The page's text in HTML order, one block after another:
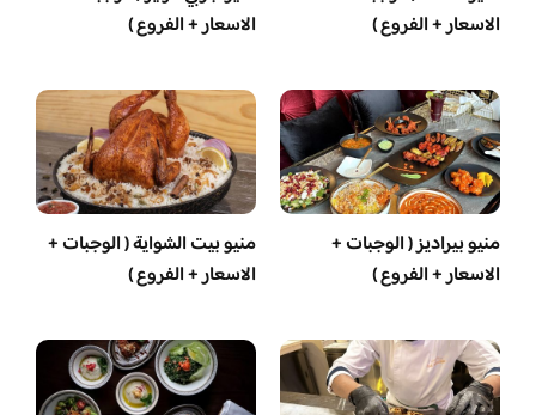
الاسعار + الفروع )
الاسعار + الفروع )
منيو بيراديز ( الوجبات +
الاسعار + الفروع )
منيو بيت الشواية ( الوجبات +
الاسعار + الفروع )